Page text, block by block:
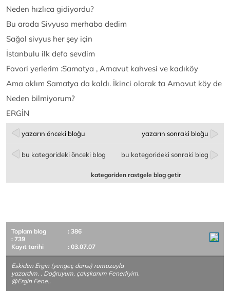
Neden hızlıca gidiyordu?
Bu arada Sivyusa merhaba dedim
Sağol sivyus her şey için
İstanbulu ilk defa sevdim
Favori yerlerim :Samatya , Arnavut kahvesi ve kadıköy
Ama aklım Samatya da kaldı. İkinci olarak ta Arnavut köy de
Neden bilmiyorum?
ERGİN
yazarın önceki bloğu yazarın sonraki bloğu
bu kategorideki önceki blog bu kategorideki sonraki blog
kategoriden rastgele blog getir
Toplam blog
: 386
: 739
Kayıt tarihi
: 03.07.07
Eskiden Ergin (yengeç dansı) rumuzuyla
yazardım. . Doğruyum, çalışkanım Fenerliyim.
@Ergin Fene..